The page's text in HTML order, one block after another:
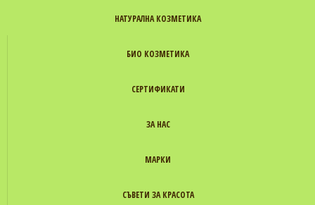
НАТУРАЛНА КОЗМЕТИКА
БИО КОЗМЕТИКА
СЕРТИФИКАТИ
ЗА НАС
МАРКИ
СЪВЕТИ ЗА КРАСОТА